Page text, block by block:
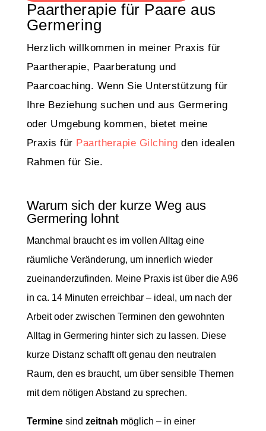
Paartherapie für Paare aus
Germering
Herzlich willkommen in meiner Praxis für
Paartherapie, Paarberatung und
Paarcoaching. Wenn Sie Unterstützung für
Ihre Beziehung suchen und aus Germering
oder Umgebung kommen, bietet meine
Praxis für Paartherapie Gilching den idealen
Rahmen für Sie.
Warum sich der kurze Weg aus
Germering lohnt
Manchmal braucht es im vollen Alltag eine
räumliche Veränderung, um innerlich wieder
zueinanderzufinden. Meine Praxis ist über die A96
in ca. 14 Minuten erreichbar – ideal, um nach der
Arbeit oder zwischen Terminen den gewohnten
Alltag in Germering hinter sich zu lassen. Diese
kurze Distanz schafft oft genau den neutralen
Raum, den es braucht, um über sensible Themen
mit dem nötigen Abstand zu sprechen.
Terminesind zeitnah möglich – in einer